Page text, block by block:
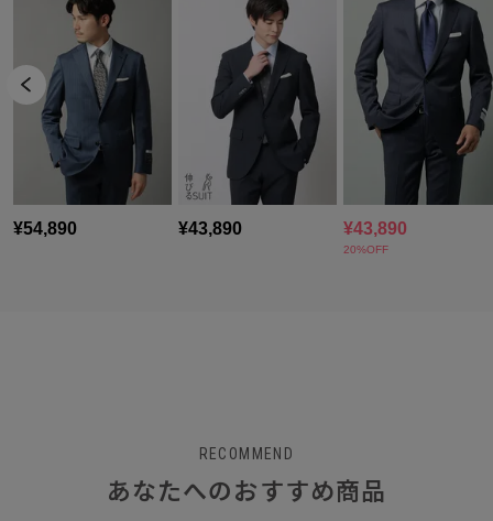
RECOMMEND
あなたへのおすすめ商品